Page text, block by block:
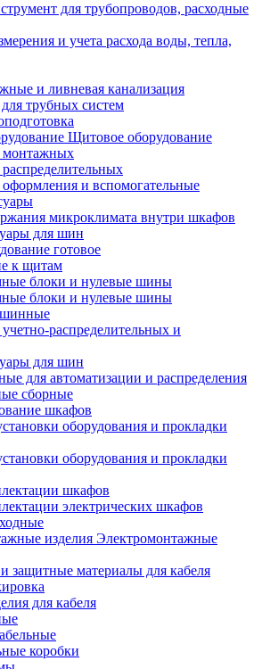
для трубопроводов, расходные
и учета расхода воды, тепла,
и ливневая канализация
трубных систем
Щитовое оборудование
монтажных
и вспомогательные
микроклимата внутри шкафов
для шин
готовое
к щитам
блоки и нулевые шины
блоки и нулевые шины
распределительных и
для шин
для автоматизации и распределения
сборные
шкафов
оборудования и прокладки
оборудования и прокладки
шкафов
электрических шкафов
Электромонтажные
защитные материалы для кабеля
для кабеля
коробки